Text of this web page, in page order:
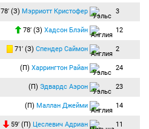
78′ (З) Мэрриотт Кристофер 3
78′ (З) Хадсон Блэйн 12
71′ (З) Спендер Саймон 2
(П) Харрингтон Райан 24
(П) Эдвардс Аэрон 23
(П) Маллан Джейми 14
59′ (П) Цеслевич Адриан 11